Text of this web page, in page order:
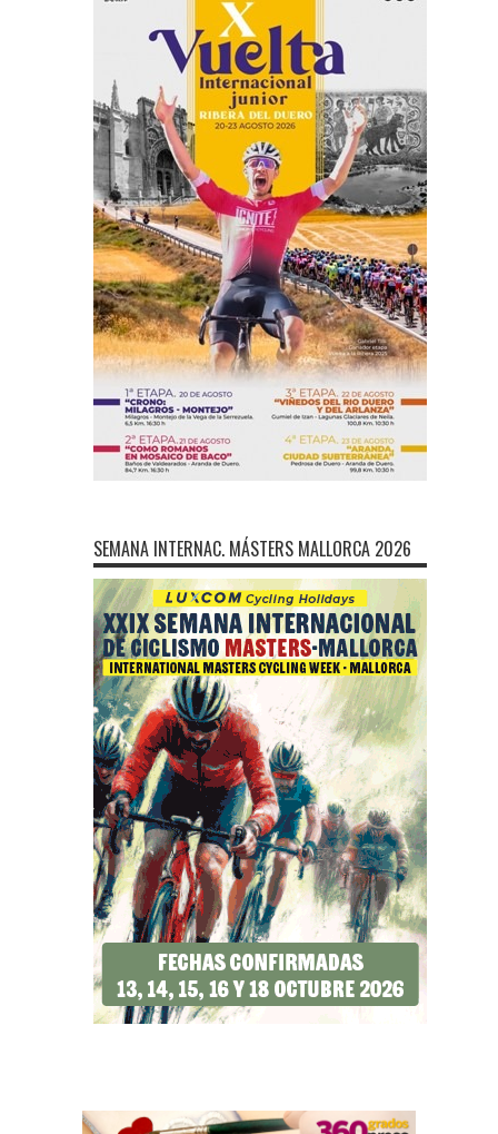
SEMANA INTERNAC. MÁSTERS MALLORCA 2026